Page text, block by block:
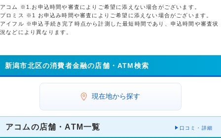
アコム ※1.お申込時間や審査によりご希望に添えない場合がございます。
プロミス ※1 お申込み時間や審査によりご希望に添えない場合がございます。
アイフル ※申込手続き完了時点から計測した最短時間であり、申込時間や審査状
況などにより異なります。
新潟市北区の消費者金融の店舗・ATM検索
現在地から探す
アコムの店舗・ATM一覧 口コミ・詳細